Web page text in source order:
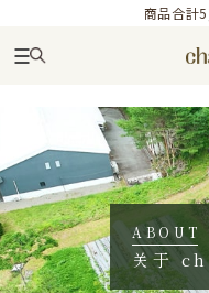
商品合計
ABOUT
关于